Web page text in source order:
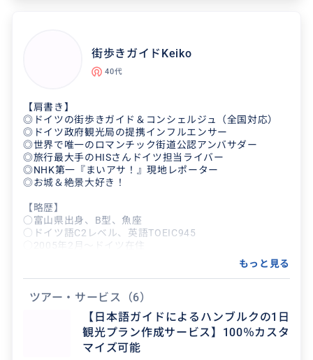
幅広くお楽しみいただけます。
ピート率です。一度きりのツアーで終わるのではなく、現
地で出会ったワインをご自宅へ発送するお手伝いをした
り、帰国後も交流を続けさせていただいたりと、お客様と
の絆も大切にしています。
「あの時のワインの香り、あの街で見た夕日、あの店での
会話」——数年経っても色褪せない「記憶の資産」もお届
プランニングから移動、滞在中のケアまで、欧州の旅にま
つわる全ての不安は私たちにお任せください。ドイツ、そ
してヨーロッパの地でお会いできる日を心より楽しみにし
街歩きガイドKeiko
40代
【肩書き】
◎ドイツの街歩きガイド＆コンシェルジュ（全国対応）
◎ドイツ政府観光局の提携インフルエンサー
◎世界で唯一のロマンチック街道公認アンバサダー
◎旅行最大手のHISさんドイツ担当ライバー
◎NHK第一『まいアサ！』現地レポーター
◎お城＆絶景大好き！
【略歴】
○富山県出身、B型、魚座
○ドイツ語C2レベル、英語TOEIC945
○2005年2月〜ドイツ在住
○2006年4月〜日系大手物流企業で15年間勤務。同社で
は女性初のビジネスユニットリーダーとして海運部門のマ
○2021年6月脱サラ、フリーランスとして旅ガイドに転
○2021年7月〜８月 ドイツ・ロマンチック街道をバック
パック徒歩一人旅で5週間かけて踏破。
○2024年の目標は、もっともっとたくさんの旅と人を繋
もっと見る
ツアー・サービス （6）
【日本語ガイドによるハンブルクの1日
観光プラン作成サービス】100％カスタ
マイズ可能